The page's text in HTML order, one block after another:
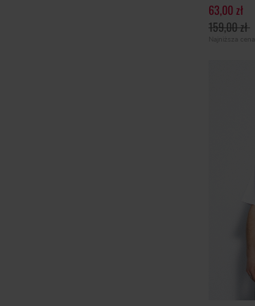
63,00 zł
159,00 zł
Najniższa